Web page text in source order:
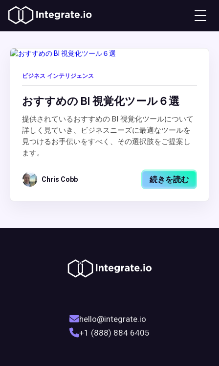
ビジネス インテリジェンス
おすすめの BI 視覚化ツール６選
提供されているおすすめの BI 視覚化ツールについて
詳しく見ていき、ビジネスニーズに最適なツールを
見つけるお手伝いをすべく、その選択肢をご提案し
ます。
Chris Cobb 続きを読む
hello@integrate.io
+1 (888) 884 6405